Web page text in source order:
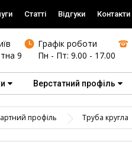
Статті Відгуки Контакти
9
Графік роботи
Пн - Пт: 9.00 - 17.00
Верстатний профіль
профіль Труба кругла